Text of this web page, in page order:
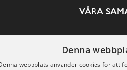
VÅRA
Denna
webbplats använder cookies för att